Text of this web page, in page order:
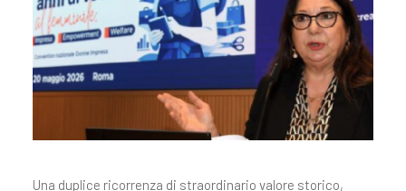
Una duplice ricorrenza di straordinario valore storico,